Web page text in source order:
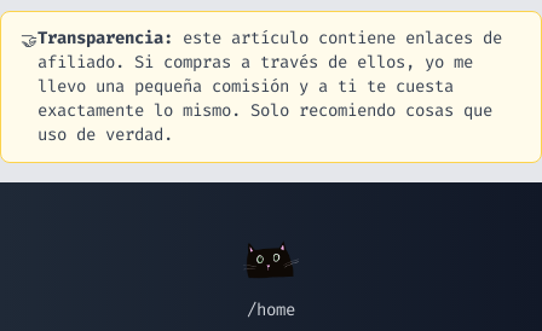
🤝Transparencia: este artículo contiene enlaces de
afiliado. Si compras a través de ellos, yo me
llevo una pequeña comisión y a ti te cuesta
exactamente lo mismo. Solo recomiendo cosas que
uso de verdad.
/home